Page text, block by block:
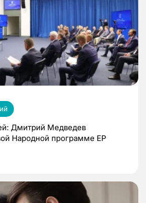
Дмитрий Медведев
Народной программе ЕР